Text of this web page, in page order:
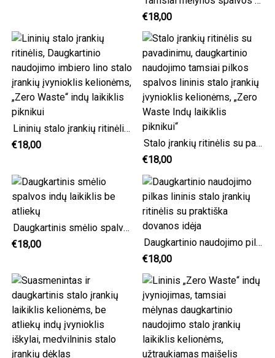
€18,00
Lininių stalo įrankių ritinėlis, Daugkartinio naudojimo imbiero lino stalo įrankių įvynioklis kelionėms, „Zero Waste“ indų laikiklis piknikui
€18,00
Stalo įrankių ritinėlis su pavadinimu, daugkartinio naudojimo tamsiai pilkos spalvos lininis stalo įrankių įvynioklis kelionėms, „Zero Waste Indų laikiklis piknikui“
€18,00
Daugkartinis smėlio spalvos indų laikiklis be atliekų
€18,00
Daugkartinio naudojimo pilkas lininis stalo įrankių ritinėlis su praktiška dovanos idėja
€18,00